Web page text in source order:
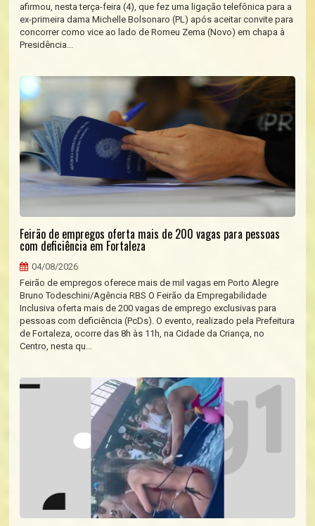
afirmou, nesta terça-feira (4), que fez uma ligação telefônica para a
ex-primeira dama Michelle Bolsonaro (PL) após aceitar convite para
concorrer como vice ao lado de Romeu Zema (Novo) em chapa à
Presidência...
Feirão de empregos oferta mais de 200 vagas para pessoas
com deficiência em Fortaleza
04/08/2026
Feirão de empregos oferece mais de mil vagas em Porto Alegre
Bruno Todeschini/Agência RBS O Feirão da Empregabilidade
Inclusiva oferta mais de 200 vagas de emprego exclusivas para
pessoas com deficiência (PcDs). O evento, realizado pela Prefeitura
de Fortaleza, ocorre das 8h às 11h, na Cidade da Criança, no
Centro, nesta qu...